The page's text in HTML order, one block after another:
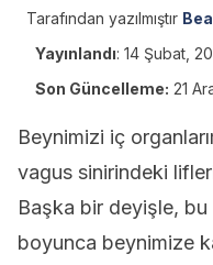
Tarafından yazılmıştır
Yayınlandı: 14 Şubat,
Son Güncelleme: 21
Beynimizi iç
vagus sinirindeki
Başka bir deyişle, bu
boyunca beynimize